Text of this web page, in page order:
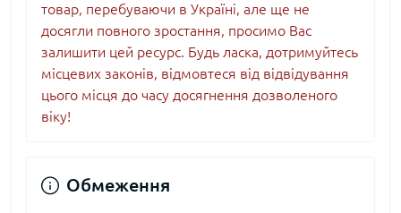
товар, перебуваючи в Україні, але ще не
досягли повного зростання, просимо Вас
залишити цей ресурс. Будь ласка, дотримуйтесь
місцевих законів, відмовтеся від відвідування
цього місця до часу досягнення дозволеного
віку!
Обмеження